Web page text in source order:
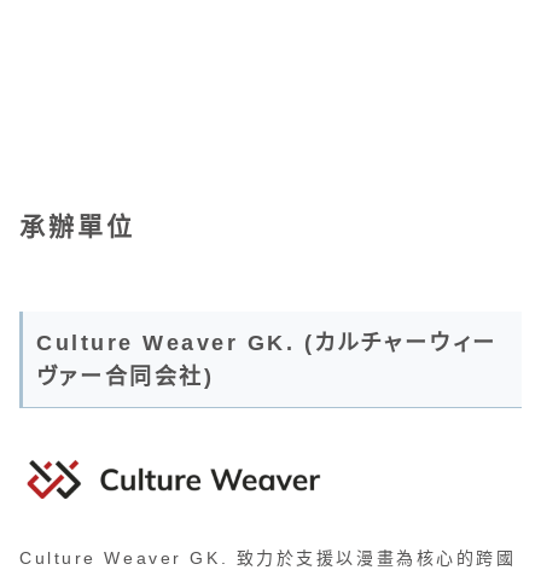
承辦單位
Culture Weaver GK. (カルチャーウィー
ヴァー合同会社)
Culture Weaver GK. 致力於支援以漫畫為核心的跨國